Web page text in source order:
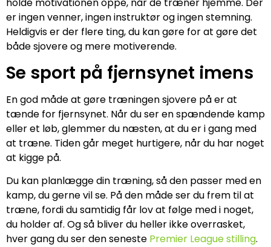
holde motivationen oppe, når de træner hjemme. Der
er ingen venner, ingen instruktør og ingen stemning.
Heldigvis er der flere ting, du kan gøre for at gøre det
både sjovere og mere motiverende.
Se sport på fjernsynet imens
En god måde at gøre træningen sjovere på er at
tænde for fjernsynet. Når du ser en spændende kamp
eller et løb, glemmer du næsten, at du er i gang med
at træne. Tiden går meget hurtigere, når du har noget
at kigge på.
Du kan planlægge din træning, så den passer med en
kamp, du gerne vil se. På den måde ser du frem til at
træne, fordi du samtidig får lov at følge med i noget,
du holder af. Og så bliver du heller ikke overrasket,
hver gang du ser den seneste Premier League stilling.